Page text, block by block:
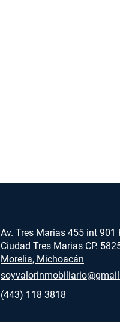
Av. Tres Marias 455 int 901
Ciudad Tres Marias CP.
Morelia, Michoacán
(443) 118 3818